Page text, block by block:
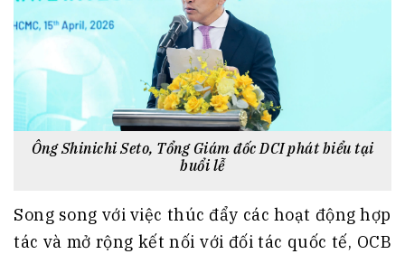
Ông Shinichi Seto, Tổng Giám đốc DCI phát biểu tại
buổi lễ
Song song với việc thúc đẩy các hoạt động hợp
tác và mở rộng kết nối với đối tác quốc tế, OCB